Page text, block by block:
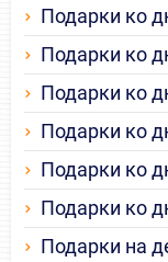
Подарки ко
Подарки ко
Подарки ко
Подарки ко
Подарки ко
Подарки ко
Подарки на